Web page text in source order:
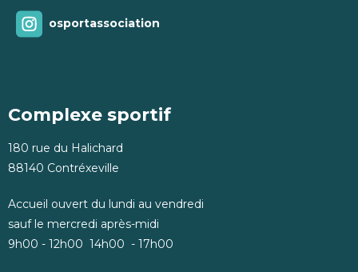
osportassociation
Complexe sportif
180 rue du Halichard
88140 Contréxeville
Accueil ouvert du lundi au vendredi
sauf le mercredi après-midi
9h00 - 12h00 14h00 - 17h00